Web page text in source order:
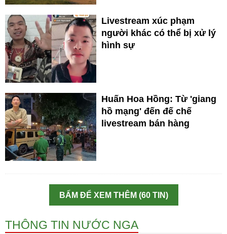
Livestream xúc phạm
người khác có thể bị xử lý
hình sự
Huấn Hoa Hồng: Từ 'giang
hồ mạng' đến đế chế
livestream bán hàng
BẤM ĐỂ XEM THÊM (60 TIN)
THÔNG TIN NƯỚC NGA